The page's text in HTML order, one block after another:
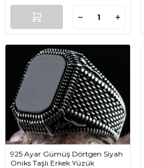
925 Ayar Gümüş Dörtgen Siyah
Oniks Taşlı Erkek Yüzük